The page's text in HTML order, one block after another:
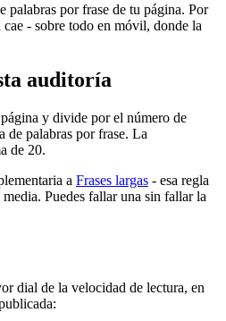
palabras por frase de tu página. Por
- sobre todo en móvil, donde la
auditoría
y divide por el número de
de palabras por frase. La
de 20.
a Frases largas - esa regla
Puedes fallar una sin fallar la
dial de la velocidad de lectura, en